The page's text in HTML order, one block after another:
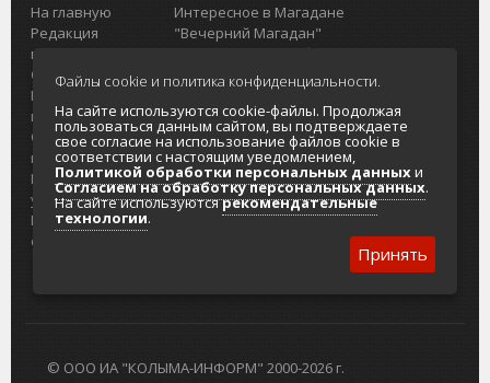
На главную
Редакция
портала
О проекте
Реклама на
портале
Отзывы и
предложения
Интернет-
услуги
Разработка
сайтов
Интересное в Магадане
"Вечерний Магадан"
Городская доска объявлений
Реклама
Главный туристический портал
Колымы
Политика в отношении обработки
персональных данных
Согласие на обработку персональных
данных
© ООО ИА "КОЛЫМА-ИНФОРМ" 2000-2026 г.
Файлы cookie и политика конфиденциальности.
На сайте используются cookie-файлы. Продолжая
пользоваться данным сайтом, вы подтверждаете
свое согласие на использование файлов cookie в
соответствии с настоящим уведомлением,
Политикой обработки персональных данныхи
Согласием на обработку персональных данных.
На сайте используютсярекомендательные
технологии.
Принять